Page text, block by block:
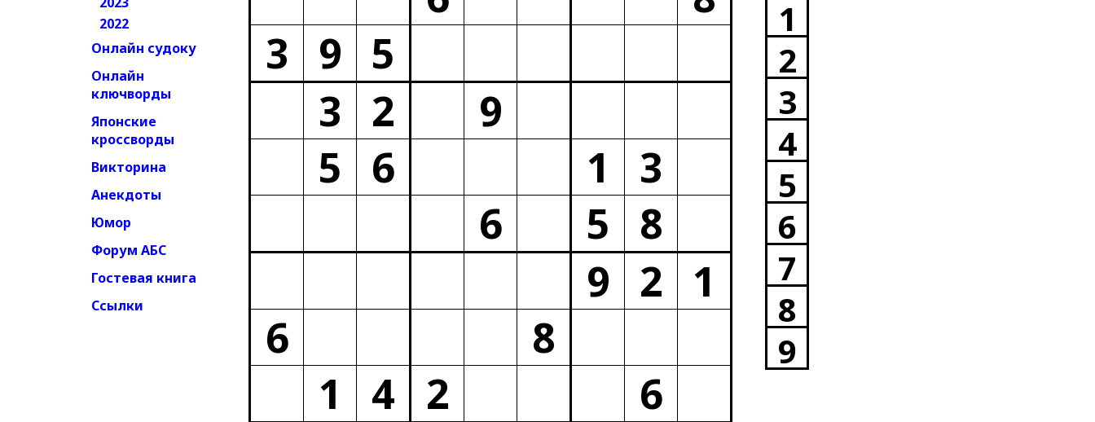
2022
Онлайн судоку
Онлайн
ключворды
Японские
кроссворды
Викторина
Анекдоты
Юмор
Форум АБС
Гостевая книга
Ссылки
3
9 5
3
2
9
5
6 1
3
6
5
8
9 2
1
6
8
1
4 2 6
1
2
3
4
5
6
7
8
9